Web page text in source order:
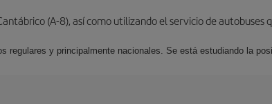
(A-8), así como utilizando el servicio de
regulares y principalmente nacionales. Se está estudiando la